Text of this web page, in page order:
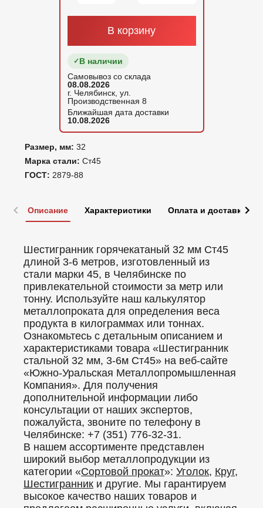
Размер, мм: 32
Марка стали: Ст45
ГОСТ: 2879-88
В корзину
В наличии
Самовывоз со склада
08.08.2026
г. Челябинск, ул.
Производственная 8
Ближайшая дата доставки
10.08.2026
Описание Характеристики Оплата и доставка
Шестигранник горячекатаный 32 мм Ст45
длиной 3-6 метров, изготовленный из
стали марки 45, в Челябинске по
привлекательной стоимости за метр или
тонну. Используйте наш калькулятор
металлопроката для определения веса
продукта в килограммах или тоннах.
Ознакомьтесь с детальным описанием и
характеристиками товара «Шестигранник
стальной 32 мм, 3-6м Ст45» на веб-сайте
«Южно-Уральская Металлопромышленная
Компания». Для получения
дополнительной информации либо
консультации от наших экспертов,
пожалуйста, звоните по телефону в
Челябинске: +7 (351) 776-32-31.
В нашем ассортименте представлен
широкий выбор металлопродукции из
категории «Сортовой прокат»: Уголок, Круг,
Шестигранник и другие. Мы гарантируем
высокое качество наших товаров и